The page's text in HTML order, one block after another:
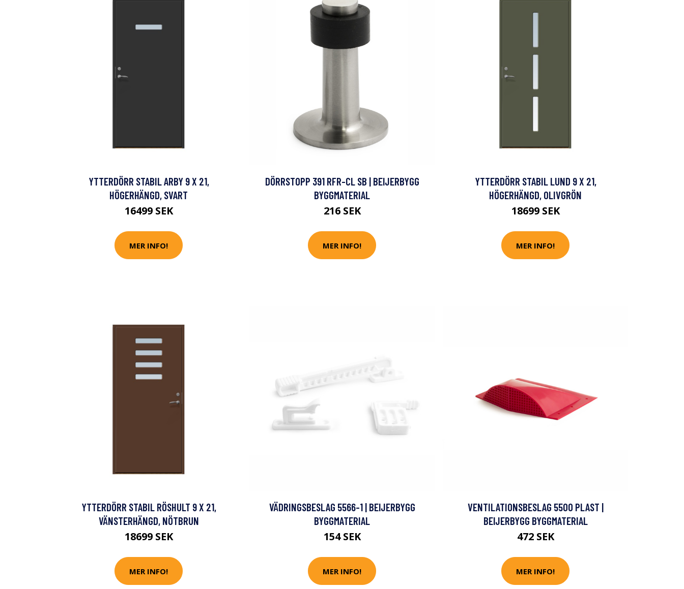
YTTERDÖRR STABIL ARBY 9 X 21,
HÖGERHÄNGD, SVART
16499 SEK
MER INFO!
DÖRRSTOPP 391 RFR-CL SB | BEIJERBYGG
BYGGMATERIAL
216 SEK
MER INFO!
YTTERDÖRR STABIL LUND 9 X 21,
HÖGERHÄNGD, OLIVGRÖN
18699 SEK
MER INFO!
YTTERDÖRR STABIL RÖSHULT 9 X 21,
VÄNSTERHÄNGD, NÖTBRUN
18699 SEK
MER INFO!
VÄDRINGSBESLAG 5566-1 | BEIJERBYGG
BYGGMATERIAL
154 SEK
MER INFO!
VENTILATIONSBESLAG 5500 PLAST |
BEIJERBYGG BYGGMATERIAL
472 SEK
MER INFO!